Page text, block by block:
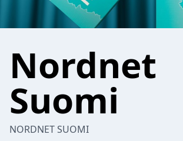
Nordnet
Suomi
NORDNET SUOMI